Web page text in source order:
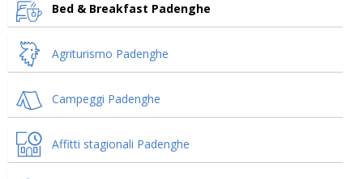
Bed & Breakfast Padenghe
Agriturismo Padenghe
Campeggi Padenghe
Affitti stagionali Padenghe